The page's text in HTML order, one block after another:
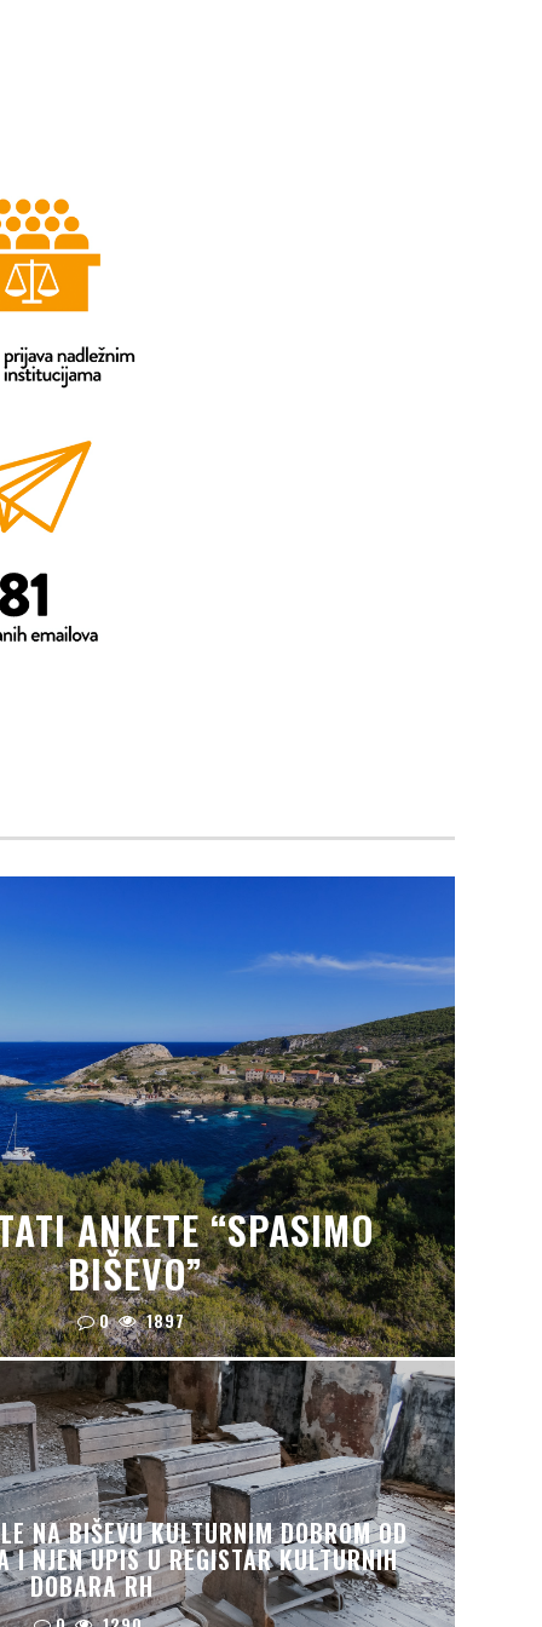
ANKETE “SPASIMO
BIŠEVO”
0 1897
NA BIŠEVU KULTURNIM DOBROM OD
I NJEN UPIS U REGISTAR KULTURNIH
DOBARA RH